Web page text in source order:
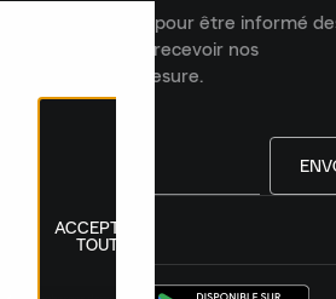
newsletter Laced pour être informé
collections et recevoir nos
produits sur mesure.
ACCEPTER
TOUT